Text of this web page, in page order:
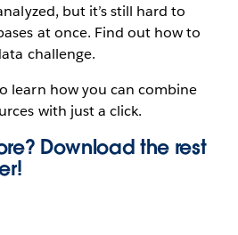
but it’s still hard to
at once. Find out how to
challenge.
learn how you can combine
with just a click.
Download the rest